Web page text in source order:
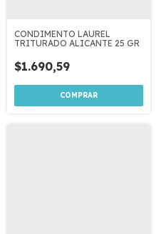
CONDIMENTO LAUREL
TRITURADO ALICANTE 25 GR
$1.690,59